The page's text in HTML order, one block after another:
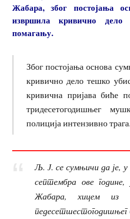
Жабара, због постојања
извршила кривично
помагању.
Због постојања основа
кривично дело тешко
кривична пријава биће
тридесетогодишњег
полиција интензивно трага.
Љ. Ј. се сумњичи да је, у
септембра ове
Жабара, хицем из
педесетшестогодишњег